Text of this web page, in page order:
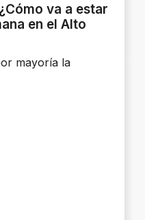
va a estar
en el Alto